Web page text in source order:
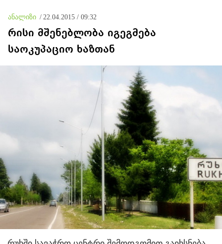
ანალიზი / 22.04.2015 / 09:32
რისი მშენებლობა იგეგმება
საოკუპაციო ხაზთან